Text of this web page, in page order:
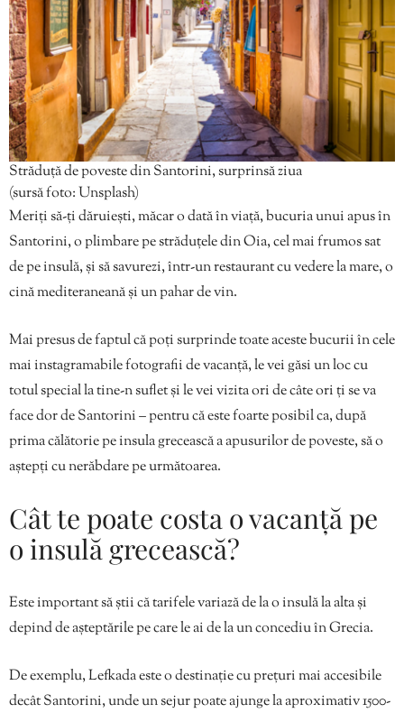
Străduță de poveste din Santorini, surprinsă ziua
(sursă foto: Unsplash)
Meriți să-ți dăruiești, măcar o dată în viață, bucuria unui apus în
Santorini, o plimbare pe străduțele din Oia, cel mai frumos sat
de pe insulă, și să savurezi, într-un restaurant cu vedere la mare, o
cină mediteraneană și un pahar de vin.
Mai presus de faptul că poți surprinde toate aceste bucurii în cele
mai instagramabile fotografii de vacanță, le vei găsi un loc cu
totul special la tine-n suflet și le vei vizita ori de câte ori ți se va
face dor de Santorini – pentru că este foarte posibil ca, după
prima călătorie pe insula grecească a apusurilor de poveste, să o
aștepți cu nerăbdare pe următoarea.
Cât te poate costa o vacanță pe
o insulă grecească?
Este important să știi că tarifele variază de la o insulă la alta și
depind de așteptările pe care le ai de la un concediu în Grecia.
De exemplu, Lefkada este o destinație cu prețuri mai accesibile
decât Santorini, unde un sejur poate ajunge la aproximativ 1500-